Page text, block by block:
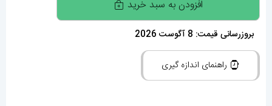
مچی
مردانه
رولکس
افزودن به سبد خرید
بروزرسانی قیمت: 8 آگوست 2026
راهنمای اندازه گیری